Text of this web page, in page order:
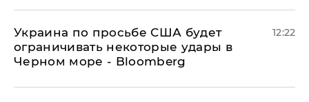
Украина по просьбе США будет
ограничивать некоторые удары в
Черном море - Bloomberg
12:22